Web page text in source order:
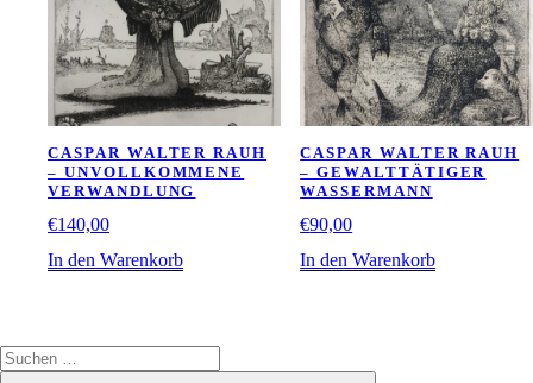
CASPAR WALTER RAUH
– UNVOLLKOMMENE
VERWANDLUNG
€140,00
In den Warenkorb
CASPAR WALTER RAUH
– GEWALTTÄTIGER
WASSERMANN
€90,00
In den Warenkorb
Suche
nach: